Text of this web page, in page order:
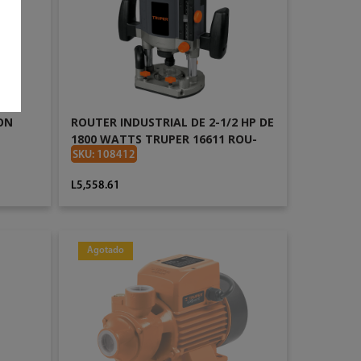
ROUTER INDUSTRIAL DE 2-1/2 HP DE
1800 WATTS TRUPER 16611 ROU-
NX2
SKU: 108412
L5,558.61
AÑADIR AL CARRITO
Agotado